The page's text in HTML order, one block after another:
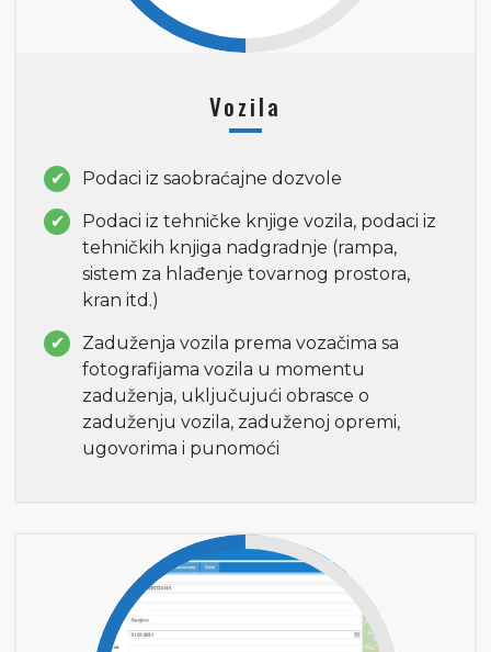
Vozila
Podaci iz saobraćajne dozvole
Podaci iz tehničke knjige vozila, podaci iz
tehničkih knjiga nadgradnje (rampa,
sistem za hlađenje tovarnog prostora,
kran itd.)
Zaduženja vozila prema vozačima sa
fotografijama vozila u momentu
zaduženja, uključujući obrasce o
zaduženju vozila, zaduženoj opremi,
ugovorima i punomoći